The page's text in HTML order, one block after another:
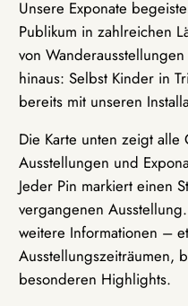
Unsere Exponate
Publikum in zahlreichen
von
hinaus: Selbst Kinder in
bereits mit unseren
Die Karte unten zeigt
Ausstellungen und
Jeder Pin markiert einen
vergangenen
weitere Informationen –
Ausstellungszeiträumen,
besonderen Highlights.